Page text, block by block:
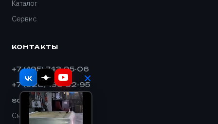
Каталог
Сервис
КОНТАКТЫ
+7 (495) 743-95-06
+7 (928) 193-32-95
sales@shnek.ru
Смотреть на карте